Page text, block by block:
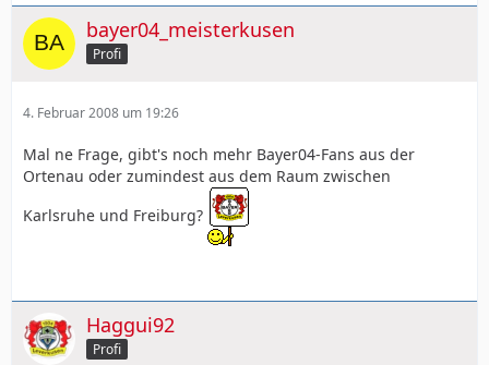
bayer04_meisterkusen
Profi
4. Februar 2008 um 19:26
Mal ne Frage, gibt's noch mehr Bayer04-Fans aus der
Ortenau oder zumindest aus dem Raum zwischen
Karlsruhe und Freiburg?
Haggui92
Profi